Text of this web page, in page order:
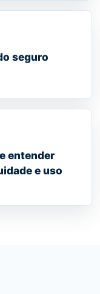
seguro
entender
e uso